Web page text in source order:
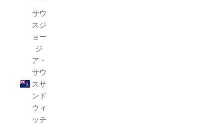
サウ
スジ
ョー
ジ
ア・
サウ
スサ
ンド
ウィ
ッチ